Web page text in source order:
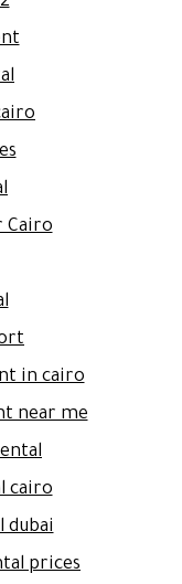
Cairo
in cairo
near me
cairo
dubai
prices